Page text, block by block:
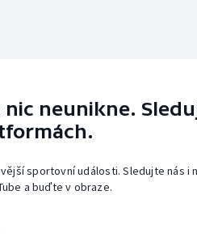
neunikne.
sportovní události. Sledujte nás i
a buďte v obraze.